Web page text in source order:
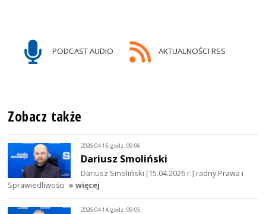
PODCAST AUDIO AKTUALNOŚCI RSS
Zobacz także
2026-04-15, godz. 09:06
Dariusz Smoliński
Dariusz Smoliński [15.04.2026 r.] radny Prawa i
Sprawiedliwości » więcej
2026-04-14, godz. 09:05